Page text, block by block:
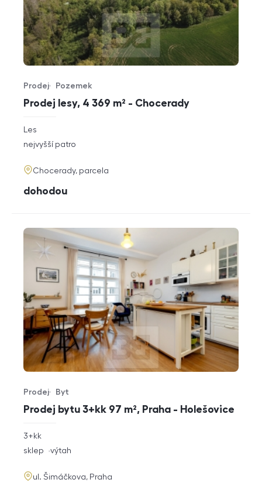
Prodej lesy, 4 369 m² - Chocerady
Typ nabídky
Prodej
Typ nemovitosti
Pozemek
rozměry
Les
funkce
nejvyšší patro
adresa
Chocerady, parcela
cena
dohodou
Prodej bytu 3+kk 97 m², Praha - Holešovice
Typ nabídky
Prodej
Typ nemovitosti
Byt
rozměry
dispozice
3+kk
funkce
sklep výtah
adresa
ul. Šimáčkova, Praha